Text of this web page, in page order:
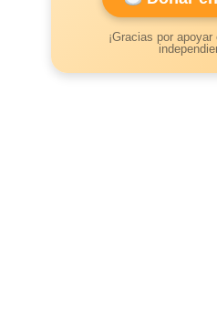
¡Gracias por